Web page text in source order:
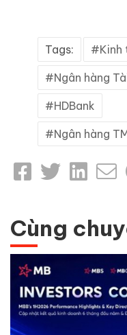
Tags: Kinh
Ngân hàng
HDBank
Ngân hàng
Cùng